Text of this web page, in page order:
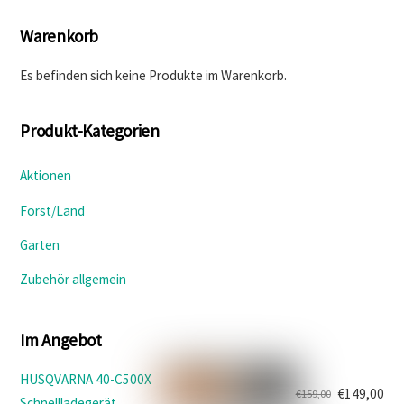
Warenkorb
Es befinden sich keine Produkte im Warenkorb.
Produkt-Kategorien
Aktionen
Forst/Land
Garten
Zubehör allgemein
Im Angebot
HUSQVARNA 40-C500X
€159,00 €149,00